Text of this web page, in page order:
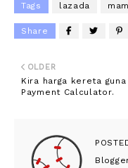
Tags lazada
Share
OLDER
Kira harga kereta guna
Payment Calculator.